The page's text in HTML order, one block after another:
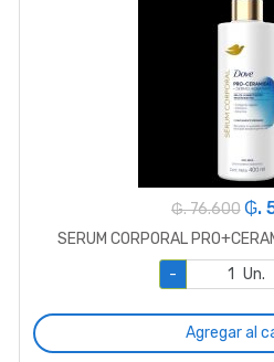
₲. 76.600 ₲.
SERUM CORPORAL
-
Un.
Agregar al